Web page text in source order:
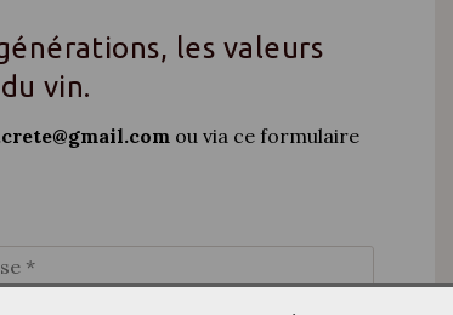
les valeurs
vin.
ou via ce formulaire